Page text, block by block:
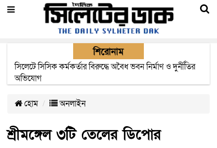
শিরোনাম
২২ ঘণ্টা পর ত্রুটি সেরে জেদ্দার উদ্দেশ্যে ছাড়লো বিমানের ফ্লাইট
হোম অনলাইন
শ্রীমঙ্গেল ৩টি তেলের ডিপোর